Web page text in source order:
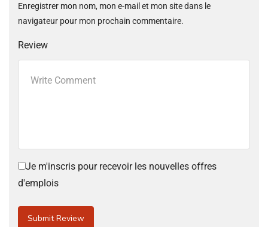
Enregistrer mon nom, mon e-mail et mon site dans le
navigateur pour mon prochain commentaire.
Review
Je m'inscris pour recevoir les nouvelles offres
d'emplois